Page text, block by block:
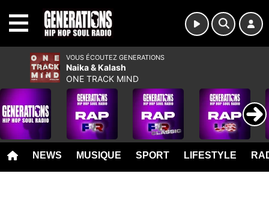
NEWS MUSIQUE SPORT LIFESTYLE
VOUS ÉCOUTEZ GENERATIONS
Naika & Kalash
ONE TRACK MIND